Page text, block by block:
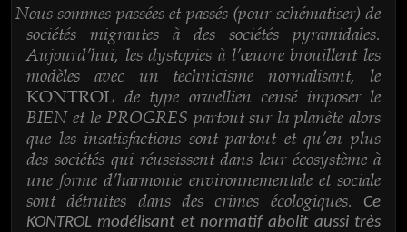
- Nous sommes passées et passés (pour schématiser) de
sociétés migrantes à des sociétés pyramidales.
Aujourd’hui, les dystopies à l’œuvre brouillent les
modèles avec un technicisme normalisant, le
KONTROL de type orwellien censé imposer le
BIEN et le PROGRES partout sur la planète alors
que les insatisfactions sont partout et qu’en plus
des sociétés qui réussissent dans leur écosystème à
une forme d’harmonie environnementale et sociale
sont détruites dans des crimes écologiques.
Ce
KONTROL modélisant et normatif abolit aussi très